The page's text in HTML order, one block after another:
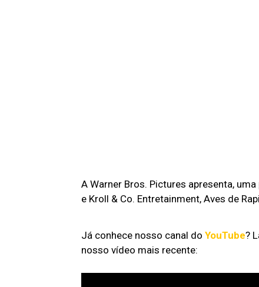
A Warner Bros. Pictures apresenta,
e Kroll & Co. Entretainment, Aves de
Já conhece nosso canal do YouTube?
nosso vídeo mais recente: